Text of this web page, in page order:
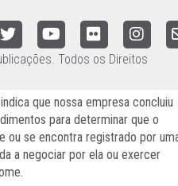
Todos os Direitos